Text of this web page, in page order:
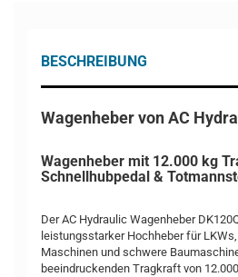
BESCHREIBUNG
Wagenheber von AC
Wagenheber mit 12.000 kg
Schnellhubpedal &
Der AC Hydraulic Wagenheber
leistungsstarker Hochheber für
Maschinen und schwere
beeindruckenden Tragkraft von